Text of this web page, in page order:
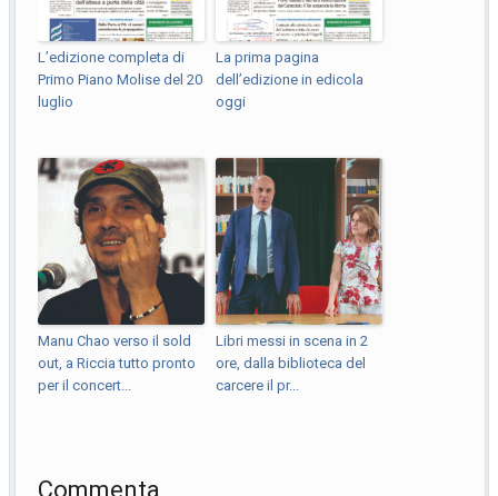
L’edizione completa di
Primo Piano Molise del 20
luglio
La prima pagina
dell’edizione in edicola
oggi
Manu Chao verso il sold
out, a Riccia tutto pronto
per il concert...
Libri messi in scena in 2
ore, dalla biblioteca del
carcere il pr...
Commenta